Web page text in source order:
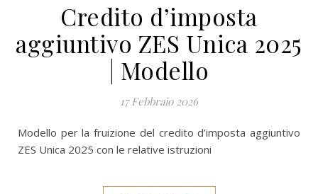
Credito d’imposta
aggiuntivo ZES Unica 2025
| Modello
17 Febbraio 2026
Modello per la fruizione del credito d’imposta aggiuntivo
ZES Unica 2025 con le relative istruzioni